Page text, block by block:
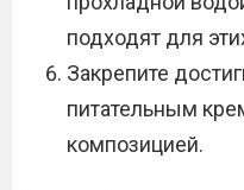
подходят для
Закрепите
питательным
композицией.